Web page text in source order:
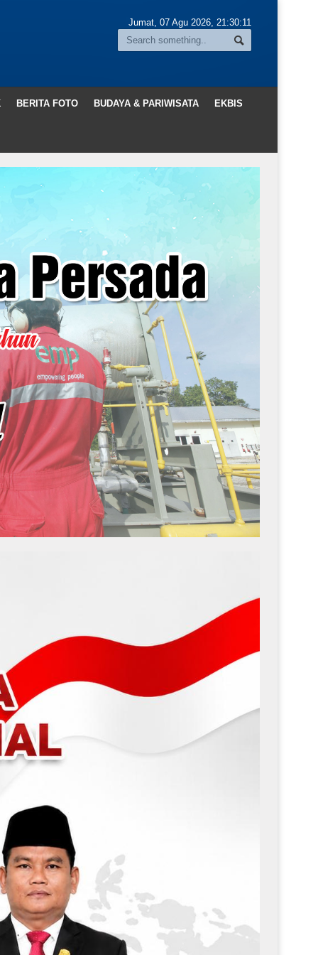
Jumat, 07 Agu 2026, 21:30:13
BERITA FOTO BUDAYA & PARIWISATA EKBIS